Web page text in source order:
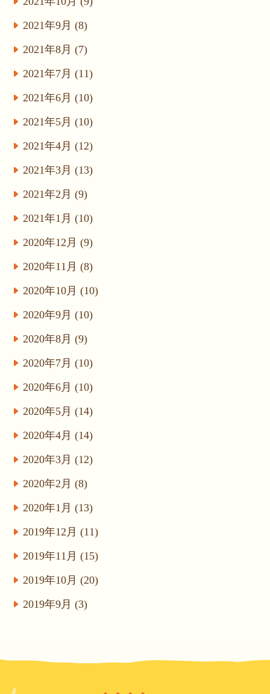
2021年9月 (8)
2021年8月 (7)
2021年7月 (11)
2021年6月 (10)
2021年5月 (10)
2021年4月 (12)
2021年3月 (13)
2021年2月 (9)
2021年1月 (10)
2020年12月 (9)
2020年11月 (8)
2020年10月 (10)
2020年9月 (10)
2020年8月 (9)
2020年7月 (10)
2020年6月 (10)
2020年5月 (14)
2020年4月 (14)
2020年3月 (12)
2020年2月 (8)
2020年1月 (13)
2019年12月 (11)
2019年11月 (15)
2019年10月 (20)
2019年9月 (3)